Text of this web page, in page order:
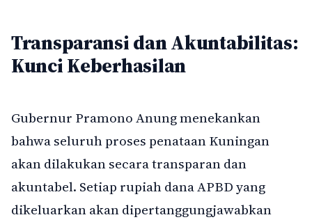
Transparansi dan Akuntabilitas:
Kunci Keberhasilan
Gubernur Pramono Anung menekankan
bahwa seluruh proses penataan Kuningan
akan dilakukan secara transparan dan
akuntabel. Setiap rupiah dana APBD yang
dikeluarkan akan dipertanggungjawabkan